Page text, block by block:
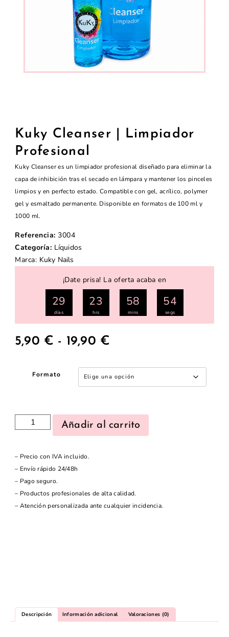
Kuky Cleanser | Limpiador
Profesional
Kuky Cleanser es un limpiador profesional diseñado para eliminar la
capa de inhibición tras el secado en lámpara y mantener los pinceles
limpios y en perfecto estado. Compatible con gel, acrílico, polymer
gel y esmaltado permanente. Disponible en formatos de 100 ml y
1000 ml.
Referencia: 3004
Categoría: Líquidos
Marca: Kuky Nails
¡Date prisa! La oferta acaba en
29
días
23
hrs
58
mins
53
segs
5,90 € - 19,90 €
Formato
Añadir al carrito
– Precio con IVA incluido.
– Envío rápido 24/48h
– Pago seguro.
– Productos profesionales de alta calidad.
– Atención personalizada ante cualquier incidencia.
Descripción Información adicional Valoraciones (0)